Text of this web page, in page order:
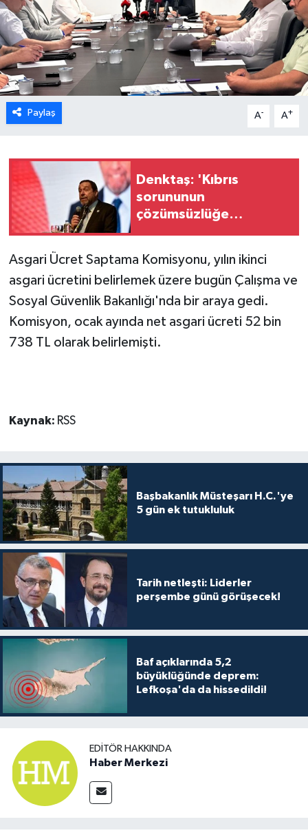
Paylaş A- A+
Denktaş: 'Kıbrıs
sorununun
çözümsüzlüğe
Asgari Ücret Saptama Komisyonu, yılın ikinci
asgari ücretini belirlemek üzere bugün Çalışma ve
Sosyal Güvenlik Bakanlığı'nda bir araya gedi.
Komisyon, ocak ayında net asgari ücreti 52 bin
738 TL olarak belirlemişti.
Kaynak: RSS
Başbakanlık Müsteşarı H.C.'ye
5 gün ek tutukluluk
Tarih netleşti: Liderler
perşembe günü görüşecek!
Baf açıklarında 5,2
büyüklüğünde deprem:
Lefkoşa'da da hissedildi!
EDITÖR HAKKINDA
Haber Merkezi
ESENTEPE
GAZİMAĞUSA
GİRNE
GÜNEY KIBRIS
İÇ HABERLER
KÜLTÜR SANAT
LEFKOŞA
MAGAZİN
SİYASET
SPOR
TATLISU
TEKNOLOJİ
TİCARET